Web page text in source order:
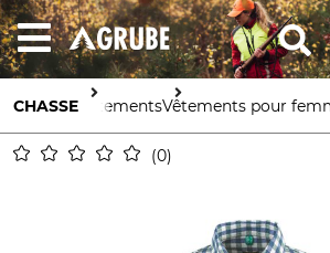
CHASSE VêtementsVêtements pour
0